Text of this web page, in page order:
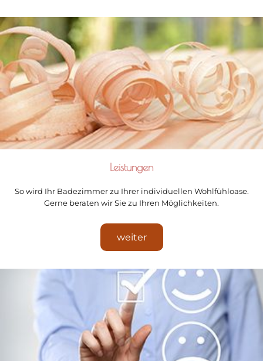
Leistungen
So wird Ihr Badezimmer zu Ihrer individuellen Wohlfühloase.
Gerne beraten wir Sie zu Ihren Möglichkeiten.
weiter